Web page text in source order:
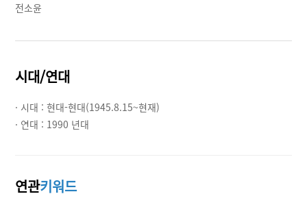
전소윤
시대/연대
· 시대 :현대-현대(1945.8.15~현재)
· 연대 : 1990 년대
연관키워드